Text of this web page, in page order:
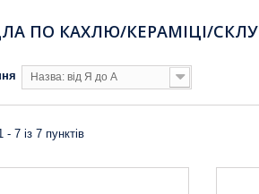
ПО КАХЛЮ/КЕРАМІЦІ/СКЛУ
Назва: від Я до А
- 7 із 7 пунктів